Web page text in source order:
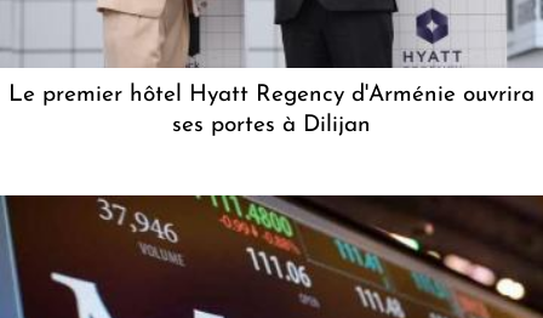
Le premier hôtel Hyatt Regency d'Arménie ouvrira
ses portes à Dilijan